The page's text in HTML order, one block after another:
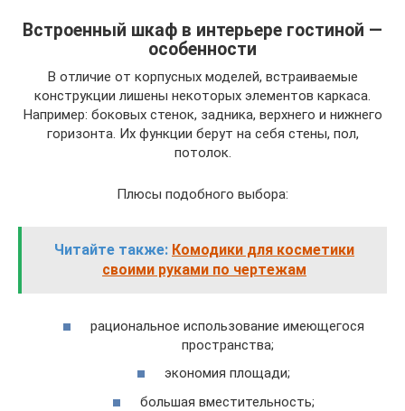
Встроенный шкаф в интерьере гостиной —
особенности
В отличие от корпусных моделей, встраиваемые
конструкции лишены некоторых элементов каркаса.
Например: боковых стенок, задника, верхнего и нижнего
горизонта. Их функции берут на себя стены, пол,
потолок.
Плюсы подобного выбора:
Читайте также: Комодики для косметики
своими руками по чертежам
рациональное использование имеющегося
пространства;
экономия площади;
большая вместительность;